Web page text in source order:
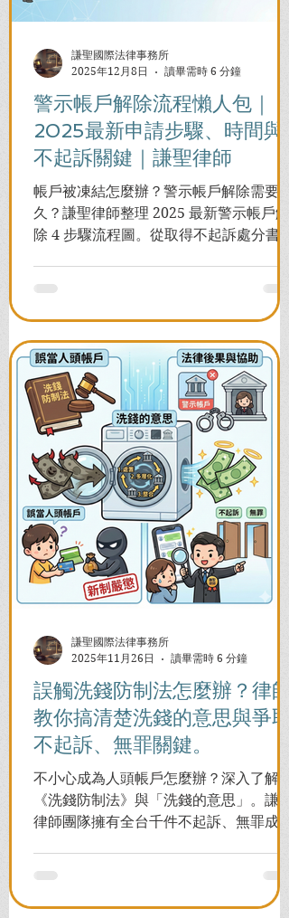
警示帳戶解除流程懶人包｜
2025最新申請步驟、時間與
不起訴關鍵｜謙聖律師
帳戶被凍結怎麼辦？警示帳戶解除需要多
久？謙聖律師整理 2025 最新警示帳戶解
除 4 步驟流程圖。從取得不起訴處分書到
謙聖國際法律事務所
2025年12月8日
讀畢需時 6 分鐘
誤觸洗錢防制法怎麼辦？律師
教你搞清楚洗錢的意思與爭取
不起訴、無罪關鍵。
不小心成為人頭帳戶怎麼辦？深入了解
《洗錢防制法》與「洗錢的意思」。謙聖
律師團隊擁有全台千件不起訴、無罪成功
謙聖國際法律事務所
2025年11月26日
讀畢需時 6 分鐘